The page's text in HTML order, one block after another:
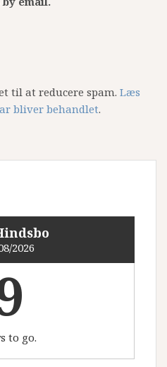
til at reducere spam. Læs
bliver behandlet.
2026
to go.